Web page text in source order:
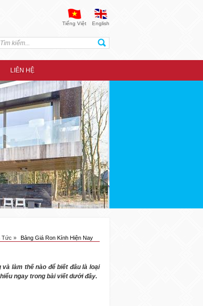
English
Tiếng Việt
LIÊN HỆ
Tức » Bảng Giá Ron Kính Hiện Nay
làm thế nào để biết đâu là loại
ngay trong bài viết dưới đây.